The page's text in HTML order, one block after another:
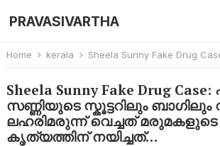
PRAVASIVARTHA
Home kerala Sheela Sunny Fake Drug Case: ഷീല സണ്ണിയുടെ സ്കൂട്ടറിലും ബാഗിലും വ്യാജ
Sheela Sunny Fake Drug Case:
സണ്ണിയുടെ സ്കൂട്ടറിലും
ലഹരിമരുന്ന് വെച്ചത്
കൃത്യത്തിന് നയിച്ചത്…